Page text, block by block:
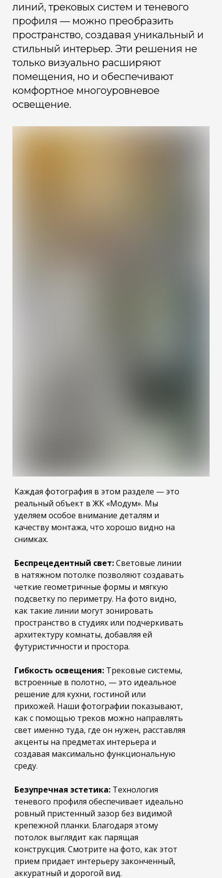
линий, трековых систем и теневого
профиля — можно преобразить
пространство, создавая уникальный и
стильный интерьер. Эти решения не
только визуально расширяют
помещения, но и обеспечивают
комфортное многоуровневое
освещение.
Каждая фотография в этом разделе — это
реальный объект в ЖК «Модум». Мы
уделяем особое внимание деталям и
качеству монтажа, что хорошо видно на
снимках.
Беспрецедентный свет:Световые линии
в натяжном потолке позволяют создавать
четкие геометричные формы и мягкую
подсветку по периметру. На фото видно,
как такие линии могут зонировать
пространство в студиях или подчеркивать
архитектуру комнаты, добавляя ей
футуристичности и простора.
Гибкость освещения: Трековые системы,
встроенные в полотно, — это идеальное
решение для кухни, гостиной или
прихожей. Наши фотографии показывают,
как с помощью треков можно направлять
свет именно туда, где он нужен, расставляя
акценты на предметах интерьера и
создавая максимально функциональную
среду.
Безупречная эстетика: Технология
теневого профиля обеспечивает идеально
ровный пристенный зазор без видимой
крепежной планки. Благодаря этому
потолок выглядит как парящая
конструкция. Смотрите на фото, как этот
прием придает интерьеру законченный,
аккуратный и дорогой вид.